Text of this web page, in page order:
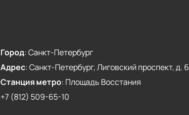
Город:Санкт-Петербург
Адрес:Санкт-Петербург, Лиговский проспект, д. 6
Станция метро: Площадь Восстания
+7 (812) 509-65-10